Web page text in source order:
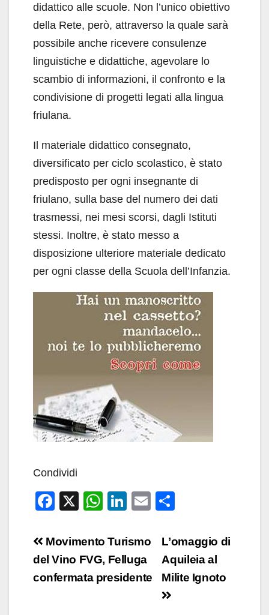
didattico alle scuole. Non l’unico obiettivo
della Rete, però, attraverso la quale sarà
possibile anche ricevere consulenze
linguistiche e didattiche, agevolare lo
scambio di informazioni, il confronto e la
condivisione di progetti legati alla lingua
friulana.
Il materiale didattico consegnato,
diversificato per ciclo scolastico, è stato
predisposto per ogni insegnante di
friulano, sulla base del numero dei dati
trasmessi, nei mesi scorsi, dagli Istituti
stessi. Inoltre, è stato messo a
disposizione ulteriore materiale dedicato
per ogni classe della Scuola dell’Infanzia.
Condividi
F
c
e
b
X
W
at
s
A
Li
k
e
dI
E
ail n
di
vi
Navigazione
articoli
L’omaggio di
Aquileia al
Milite Ignoto
Movimento Turismo
del Vino FVG, Felluga
confermata presidente